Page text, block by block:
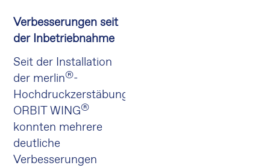
Verbesserungen seit
der Inbetriebnahme
Seit der Installation
der merlin®-
Hochdruckzerstäbung
ORBIT WING®
konnten mehrere
deutliche
Verbesserungen